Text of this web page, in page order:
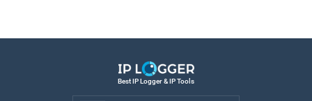
Best IP Logger & IP Tools